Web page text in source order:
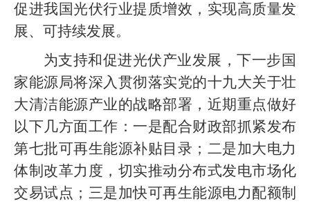
促进我国光伏行业提质增效，实现高质量发
展、可持续发展。
为支持和促进光伏产业发展，下一步国
家能源局将深入贯彻落实党的十九大关于壮
大清洁能源产业的战略部署，近期重点做好
以下几方面工作：一是配合财政部抓紧发布
第七批可再生能源补贴目录；二是加大电力
体制改革力度，切实推动分布式发电市场化
交易试点；三是加快可再生能源电力配额制